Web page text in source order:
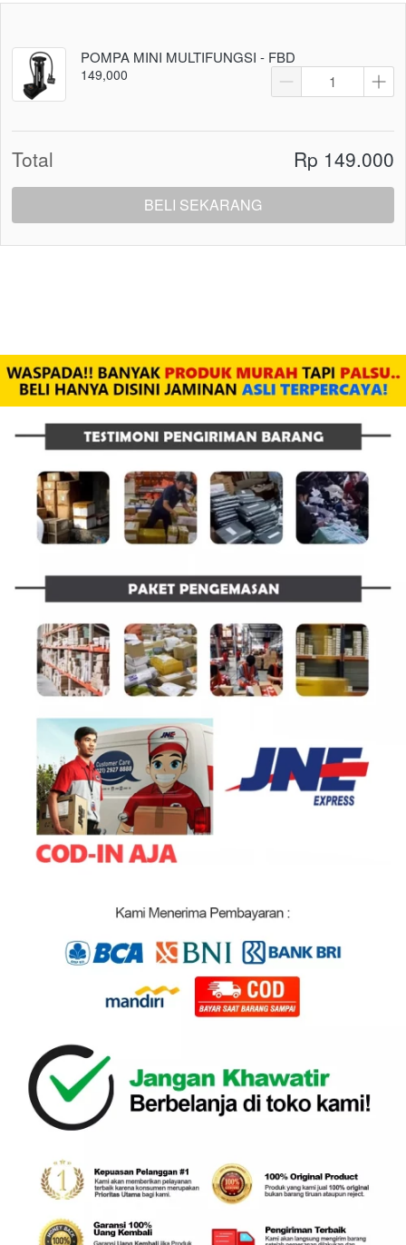
POMPA MINI MULTIFUNGSI - FBD
149,000
Total Rp 149.000
`BELI SEKARANG